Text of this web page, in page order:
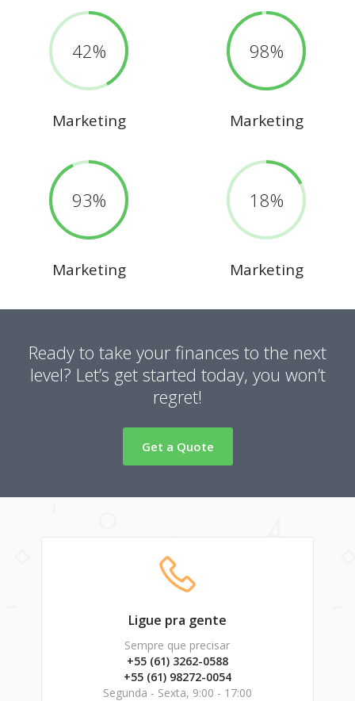
42
Marketing
98
Marketing
93
Marketing
18
Marketing
Ready to take your finances to the next
level? Let’s get started today, you won’t
regret!
Get a Quote
Ligue pra gente
Sempre que precisar
+55 (61) 3262-0588
+55 (61) 98272-0054
Segunda - Sexta, 9:00 - 17:00